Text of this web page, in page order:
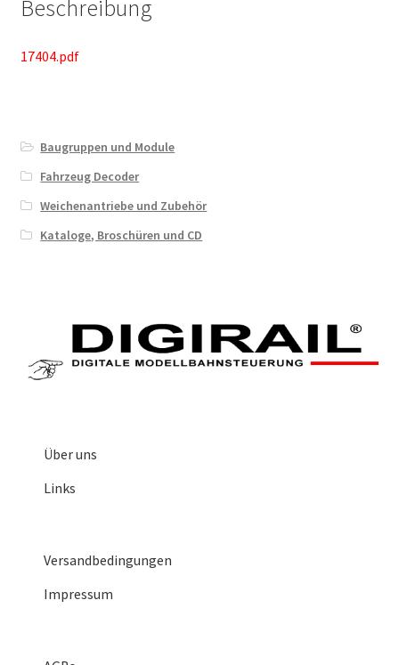
Beschreibung
17404.pdf
Baugruppen und Module
Fahrzeug Decoder
Weichenantriebe und Zubehör
Kataloge, Broschüren und CD
Über uns
Links
Versandbedingungen
Impressum